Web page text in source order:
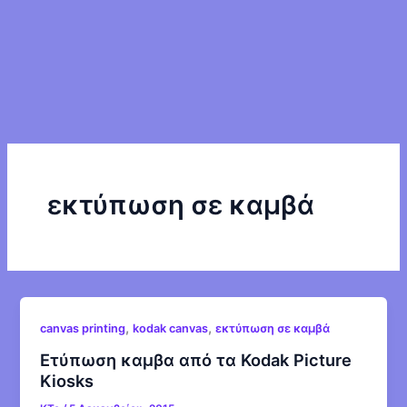
εκτύπωση σε καμβά
canvas printing,kodak canvas,εκτύπωση σε καμβά
Ετύπωση καμβα από τα Kodak Picture
Kiosks